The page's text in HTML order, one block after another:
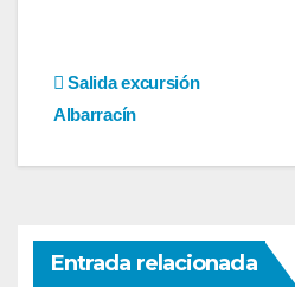
Navegación
Salida excursión
Albarracín
Entrada relacionada